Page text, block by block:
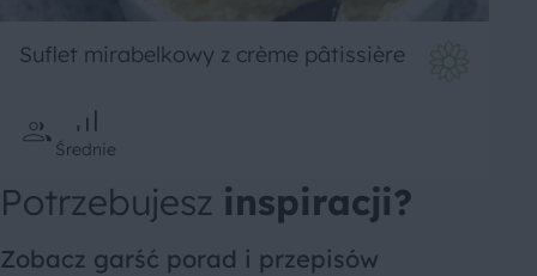
Suflet mirabelkowy z crème pâtissière
Średnie
Potrzebujesz inspiracji?
Zobacz garść porad i przepisów